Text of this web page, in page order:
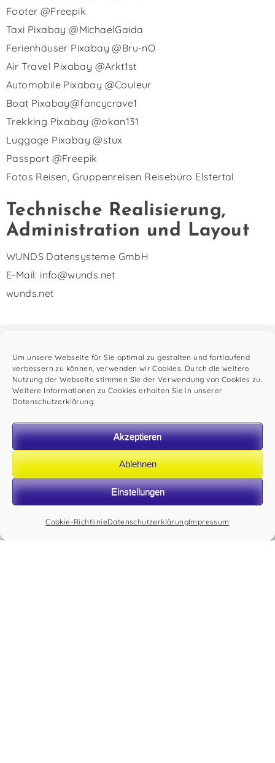
Um unsere Webseite für Sie optimal zu gestalten und fortlaufend
verbessern zu können, verwenden wir Cookies. Durch die weitere
Nutzung der Webseite stimmen Sie der Verwendung von Cookies zu.
Weitere Informationen zu Cookies erhalten Sie in unserer
Datenschutzerklärung.
Akzeptieren
Ablehnen
Einstellungen
Cookie-RichtlinieDatenschutzerklärungImpressum
Footer @Freepik
Taxi Pixabay @MichaelGaida
Ferienhäuser Pixabay @Bru-nO
Air Travel Pixabay @Arkt1st
Automobile Pixabay @Couleur
Boat Pixabay@fancycrave1
Trekking Pixabay @okan131
Luggage Pixabay @stux
Passport @Freepik
Fotos Reisen, Gruppenreisen Reisebüro Elstertal
Technische Realisierung,
Administration und Layout
WUNDS Datensysteme GmbH
E-Mail: info@wunds.net
wunds.net
Montag
9:00 - 12:00 Uhr & 12:30 - 18:00 Uhr
9:00 - 12:00 Uhr & 12:30 - 18:00 Uhr